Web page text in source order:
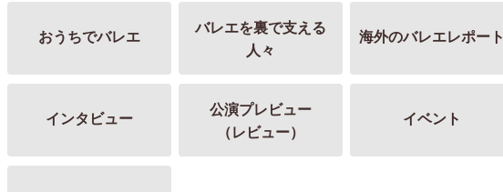
おうちでバレエ
バレエを裏で支える
人々
海外のバレエレポート
インタビュー
公演プレビュー
（レビュー）
イベント